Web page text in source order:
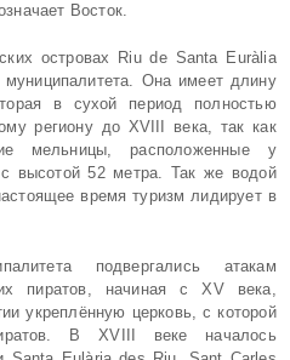
Восток.
островах Riu de Santa Euràlia
муниципалитета. Она имеет длину
в сухой период полностью
региону до XVIII века, так как
мельницы, расположенные у
высотой 52 метра. Так же водой
время туризм лидирует в
подвергались атакам
пиратов, начиная с XV века,
укреплённую церковь, с которой
В XVIII веке началось